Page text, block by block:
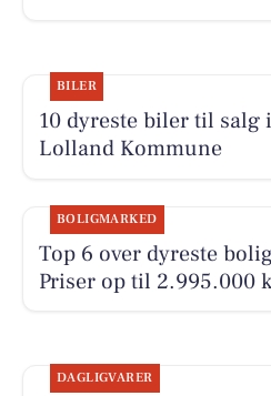
BILER
10 dyreste biler til salg
Lolland Kommune
BOLIGMARKED
Top 6 over dyreste
Priser op til 2.995.000
DAGLIGVARER